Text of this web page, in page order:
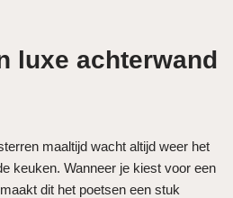
luxe achterwand
maaltijd wacht altijd weer het
keuken. Wanneer je kiest voor een
dit het poetsen een stuk